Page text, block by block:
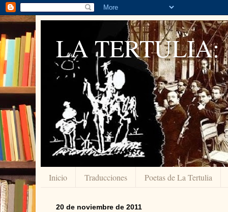
LA TERTULIA:
Inicio Traducciones Poetas de La Tertulia
20 de noviembre de 2011